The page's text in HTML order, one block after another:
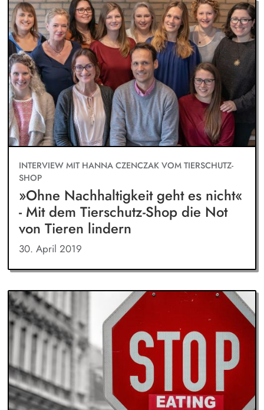
INTERVIEW MIT HANNA CZENCZAK VOM TIERSCHUTZ-
SHOP
»Ohne Nachhaltigkeit geht es nicht«
- Mit dem Tierschutz-Shop die Not
von Tieren lindern
30. April 2019